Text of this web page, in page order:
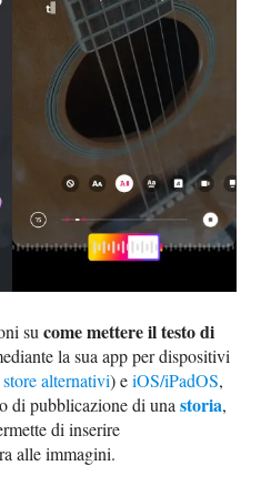
sucome mettere il testo di
la sua app per dispositivi
store alternativi) eiOS/iPadOS,
di pubblicazione di unastoria,
di inserire
alle immagini.